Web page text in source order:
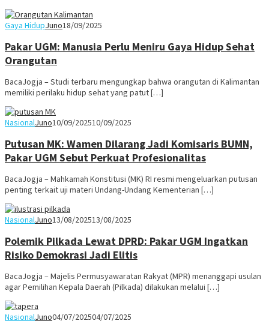
Gaya HidupJuno18/09/2025
Pakar UGM: Manusia Perlu Meniru Gaya Hidup Sehat
Orangutan
BacaJogja – Studi terbaru mengungkap bahwa orangutan di Kalimantan
memiliki perilaku hidup sehat yang patut […]
NasionalJuno10/09/202510/09/2025
Putusan MK: Wamen Dilarang Jadi Komisaris BUMN,
Pakar UGM Sebut Perkuat Profesionalitas
BacaJogja – Mahkamah Konstitusi (MK) RI resmi mengeluarkan putusan
penting terkait uji materi Undang-Undang Kementerian […]
NasionalJuno13/08/202513/08/2025
Polemik Pilkada Lewat DPRD: Pakar UGM Ingatkan
Risiko Demokrasi Jadi Elitis
BacaJogja – Majelis Permusyawaratan Rakyat (MPR) menanggapi usulan
agar Pemilihan Kepala Daerah (Pilkada) dilakukan melalui […]
NasionalJuno04/07/202504/07/2025